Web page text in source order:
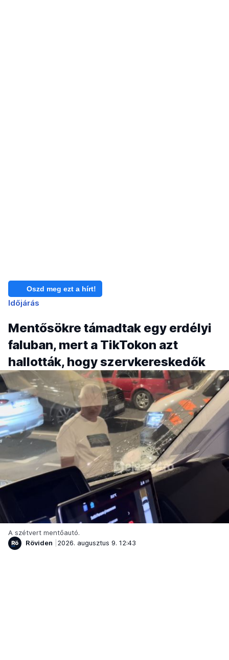
Oszd meg ezt a hírt!
Időjárás
Mentősökre támadtak egy erdélyi
faluban, mert a TikTokon azt
hallották, hogy szervkereskedők
A szétvert mentőautó.
Röviden
2026. augusztus 9. 12:43